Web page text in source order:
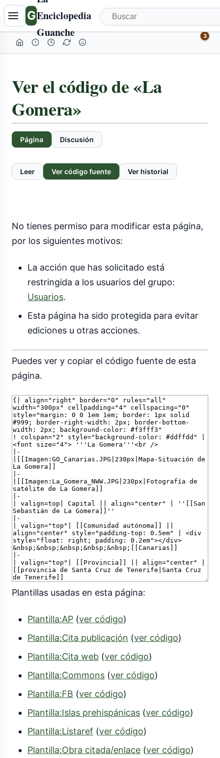
GEnciclopedia
Guanche
3
Ver el código de «La
Gomera»
Página Discusión
Leer Ver código fuente Ver historial
No tienes permiso para modificar esta página,
por los siguientes motivos:
La acción que has solicitado está
restringida a los usuarios del grupo:
Usuarios.
Esta página ha sido protegida para evitar
ediciones u otras acciones.
Puedes ver y copiar el código fuente de esta
página.
Plantillas usadas en esta página:
Plantilla:AP (ver código)
Plantilla:Cita publicación (ver código)
Plantilla:Cita web (ver código)
Plantilla:Commons (ver código)
Plantilla:FB (ver código)
Plantilla:Islas prehispánicas (ver código)
Plantilla:Listaref (ver código)
Plantilla:Obra citada/enlace (ver código)